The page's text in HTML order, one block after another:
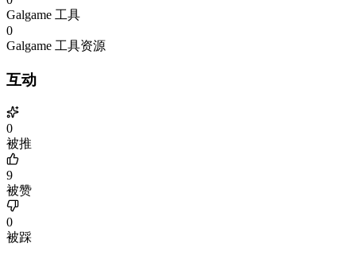
Galgame 工具
0
Galgame 工具资源
互动
0
被推
9
被赞
0
被踩